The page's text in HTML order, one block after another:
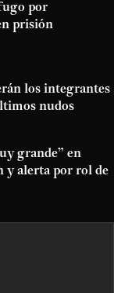
por
prisión
los integrantes
nudos
grande” en
y alerta por rol de